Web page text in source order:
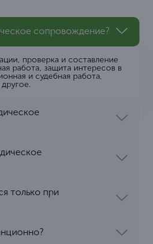
сопровождение?
проверка и составление
работа, защита интересов в
и судебная работа,
только при